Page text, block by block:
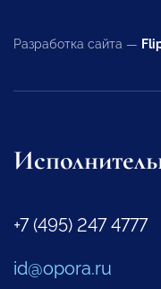
Разработка сайта —
+7 (495) 247 4777
id@opora.ru